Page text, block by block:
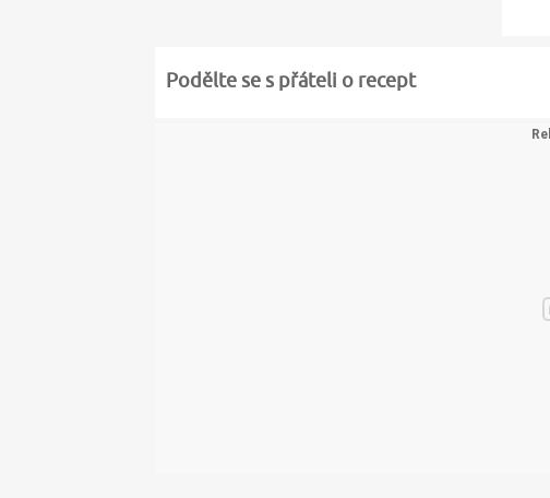
Podělte se s přáteli o recept